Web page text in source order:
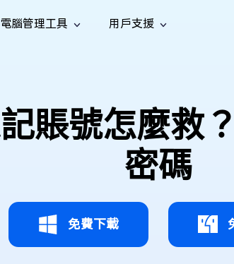
資料恢復
資料
LINE 資料恢復
無需備份復原
影片修
復
照片修
復
影片增
強
電腦管理工具
File Deleter
複檔案
全新
Dll Fixer
修復 Windows 中的
Email Repair
修復損毀的 PST/OST
用戶支援
心
賬號怎麼救
密碼
免費下載